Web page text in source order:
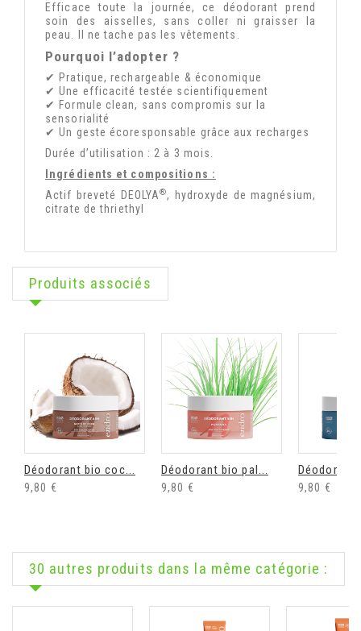
Efficace toute la journée, ce déodorant prend
soin des aisselles, sans coller ni graisser
la
peau. Il ne tache pas les vêtements.
Pourquoi l’adopter ?
✔ Pratique, rechargeable & économique
✔ Une efficacité testée scientifiquement
✔ Formule clean, sans compromis sur la
sensorialité
✔ Un geste écoresponsable grâce aux recharges
Durée d’utilisation : 2 à 3 mois.
Ingrédients et compositions :
Actif breveté
DEOLYA®, hydroxyde de magnésium,
citrate de thriethyl
Produits associés
Déodorant bio coc...
9,80 €
Déodorant bio pal...
9,80 €
Déodorant
9,80 €
30 autres produits dans la même catégorie :